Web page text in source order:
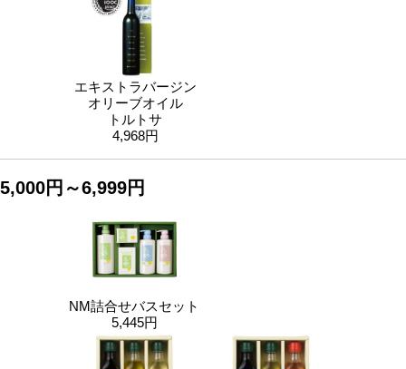
エキストラバージン
オリーブオイル
トルトサ
4,968円
5,000円～6,999円
NM詰合せバスセット
5,445円